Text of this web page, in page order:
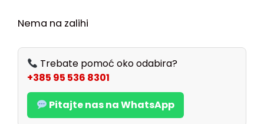
Nema na zalihi
Trebate pomoć oko odabira?
+385 95 536 8301
Pitajte nas na WhatsApp